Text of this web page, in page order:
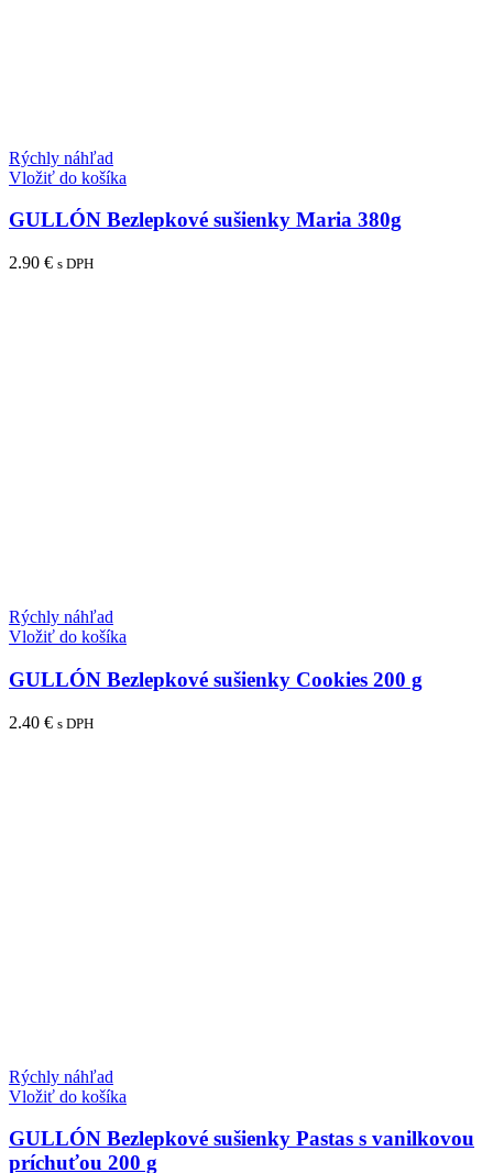
Rýchly náhľad
Vložiť do košíka
GULLÓN Bezlepkové sušienky Maria 380g
2.90 € s DPH
Rýchly náhľad
Vložiť do košíka
GULLÓN Bezlepkové sušienky Cookies 200 g
2.40 € s DPH
Rýchly náhľad
Vložiť do košíka
GULLÓN Bezlepkové sušienky Pastas s vanilkovou
príchuťou 200 g